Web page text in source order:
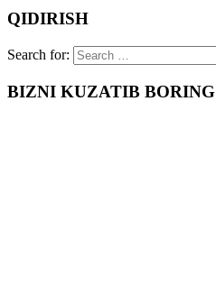
QIDIRISH
Search for:
BIZNI KUZATIB BORING